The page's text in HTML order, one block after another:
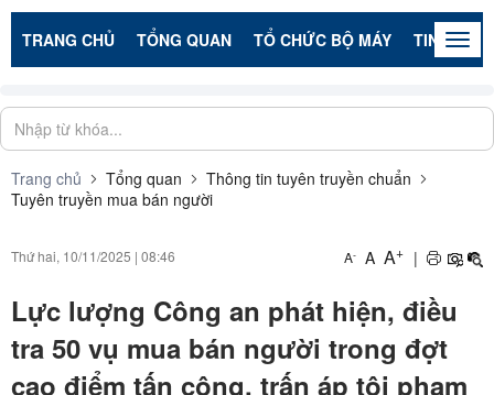
TRANG CHỦ TỔNG QUAN TỔ CHỨC BỘ MÁY TIN TỨC -
Trang chủ Tổng quan
Thông tin tuyên truyền chuẩn
Tuyên truyền mua bán người
Thứ hai, 10/11/2025 | 08:46 A- A A+ |
Lực lượng Công an phát hiện, điều
tra 50 vụ mua bán người trong đợt
cao điểm tấn công, trấn áp tội phạm